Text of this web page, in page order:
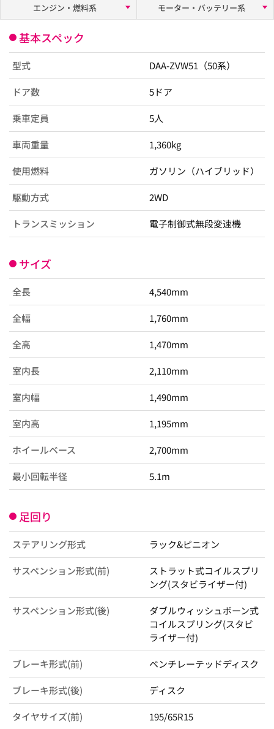
エンジン・燃料系
モーター・バッテリー系
基本スペック
型式 DAA-ZVW51（50系）
ドア数 5ドア
乗車定員 5人
車両重量 1,360kg
使用燃料 ガソリン（ハイブリッド）
駆動方式 2WD
トランスミッション 電子制御式無段変速機
サイズ
全長 4,540mm
全幅 1,760mm
全高 1,470mm
室内長 2,110mm
室内幅 1,490mm
室内高 1,195mm
ホイールベース 2,700mm
最小回転半径 5.1m
足回り
ステアリング形式 ラック&ピニオン
サスペンション形式(前)
ストラット式コイルスプリ
ング(スタビライザー付)
サスペンション形式(後)
ダブルウィッシュボーン式
コイルスプリング(スタビ
ライザー付)
ブレーキ形式(前) ベンチレーテッドディスク
ブレーキ形式(後) ディスク
タイヤサイズ(前) 195/65R15